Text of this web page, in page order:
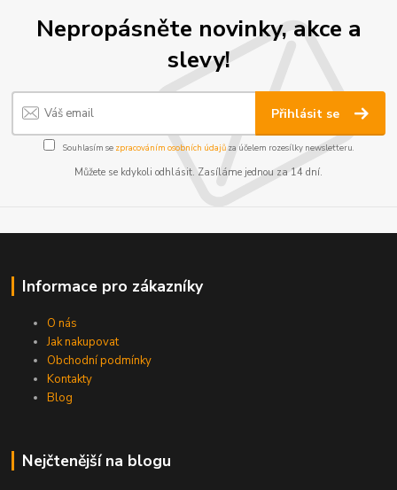
Nepropásněte novinky, akce a
slevy!
Přihlásit se
Souhlasím se zpracováním osobních údajůza účelem rozesílky newsletteru.
Můžete se kdykoli odhlásit. Zasíláme jednou za 14 dní.
Informace pro zákazníky
O nás
Jak nakupovat
Obchodní podmínky
Kontakty
Blog
Nejčtenější na blogu